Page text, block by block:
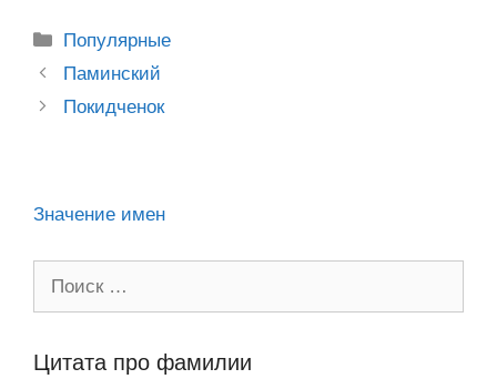
kl
a
ss
b
o
s
A
p
gr
a
m
Рубрики
Популярные
Post
navigation
Паминский
Покидченок
Значение имен
Цитата про фамилии